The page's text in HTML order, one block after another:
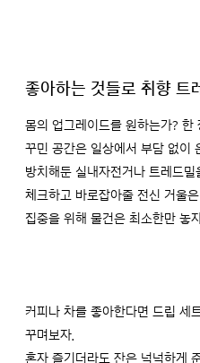
좋아하는 것들로 취향 트
몸의 업그레이드를 원하는가?
꾸민 공간은 일상에서 부담 없이
방치해둔 실내자전거나 트레드
체크하고 바로잡아줄 전신 거울은
집중을 위해 물건은 최소한만 놓
커피나 차를 좋아한다면 드립 세
꾸며보자.
혼자 즐기더라도 잔은 넉넉하게